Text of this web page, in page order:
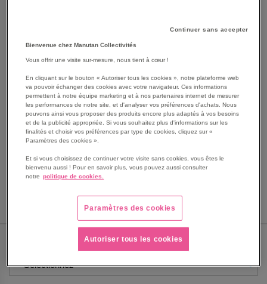
SKIP
BEGINNING
IMAGES
Les avantages
Garde corps fixe avec pare vent.
Sans roues.
Largeurs et hauteurs de pare vent au choix.
Voir le descriptif complet
LARGEUR HORS TOUT
Continuer sans accepter
Bienvenue chez Manutan Collectivités
Vous offrir une visite sur-mesure, nous tient à cœur !
En cliquant sur le bouton « Autoriser tous les cookies », notre plateforme web
va pouvoir échanger des cookies avec votre navigateur. Ces informations
permettent à notre équipe marketing et à nos partenaires internet de mesurer
les performances de notre site, et d'analyser vos préférences d'achats. Nous
pouvons ainsi vous proposer des produits encore plus adaptés à vos besoins
et de la publicité appropriée. Si vous souhaitez plus d'informations sur les
finalités et choisir vos préférences par type de cookies, cliquez sur «
Paramètres des cookies ».
Et si vous choisissez de continuer votre visite sans cookies, vous êtes le
bienvenu aussi ! Pour en savoir plus, vous pouvez aussi consulter
notre politique de cookies.
Paramètres des cookies
Autoriser tous les cookies